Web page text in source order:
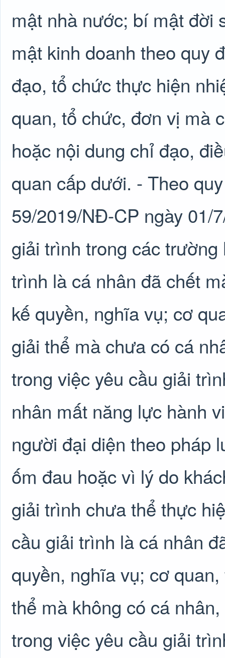
mật nhà nước; bí mật đời
mật kinh doanh theo quy
đạo, tổ chức thực hiện
quan, tổ chức, đơn vị mà
hoặc nội dung chỉ đạo,
quan cấp dưới. - Theo
59/2019/NĐ-CP ngày 01/
giải trình trong các
trình là cá nhân đã chết
kế quyền, nghĩa vụ; cơ
giải thể mà chưa có cá
trong việc yêu cầu giải
nhân mất năng lực hành
người đại diện theo pháp
ốm đau hoặc vì lý do
giải trình chưa thể thực
cầu giải trình là cá nhân
quyền, nghĩa vụ; cơ
thể mà không có cá
trong việc yêu cầu giải